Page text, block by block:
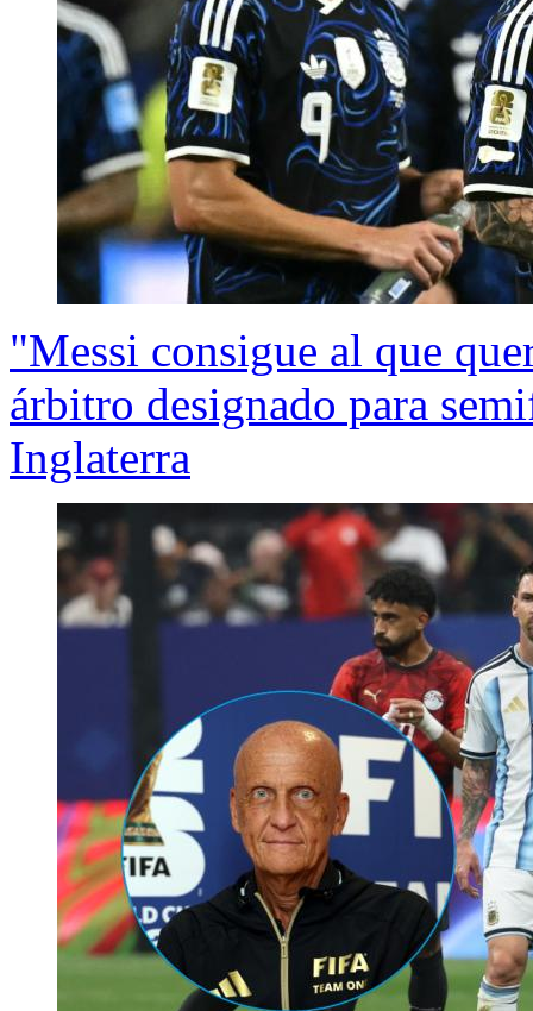
"Messi consigue al que
árbitro designado para
Inglaterra